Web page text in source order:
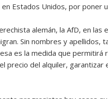
Estados Unidos, por poner
alemán, la AfD, en las
Sin nombres y apellidos,
es la medida que permitirá
del alquiler, garantizar